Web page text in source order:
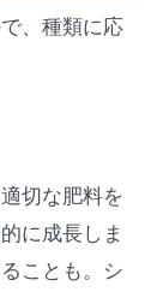
、種類に応
切な肥料を
に成長しま
ことも。シ